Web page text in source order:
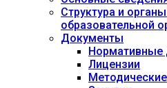
Структура и
образовательной
Документы
Нормативные
Лицензии